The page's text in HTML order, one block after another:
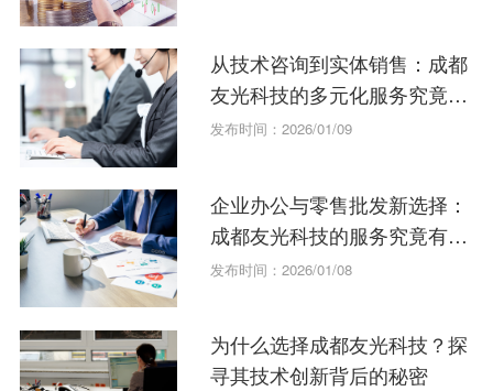
从技术咨询到实体销售：成都
友光科技的多元化服务究竟有
多强？
发布时间：2026/01/09
企业办公与零售批发新选择：
成都友光科技的服务究竟有多
全？
发布时间：2026/01/08
为什么选择成都友光科技？探
寻其技术创新背后的秘密